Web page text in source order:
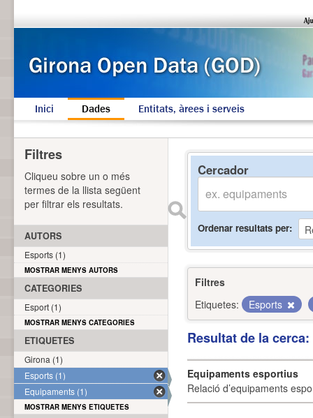
Inici Dades Entitats, àrees i serveis
Cercador
Ordenar resultats per
Filtres
Etiquetes:
Esports
Resultat de la
Equipaments esportius
Relació d’equipaments
Filtres
Cliqueu sobre un o més
termes de la llista següent
per filtrar els resultats.
AUTORS
Esports (1)
MOSTRAR MENYS AUTORS
CATEGORIES
Esport (1)
MOSTRAR MENYS CATEGORIES
ETIQUETES
Girona (1)
Esports (1)
Equipaments (1)
MOSTRAR MENYS ETIQUETES